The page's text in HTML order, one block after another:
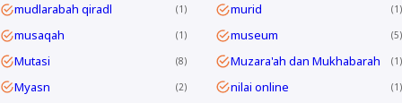
mudlarabah qiradl 1 murid 1
musaqah 1 museum 5
Mutasi 8 Muzara'ah dan Mukhabarah 1
Myasn 2 nilai online 1